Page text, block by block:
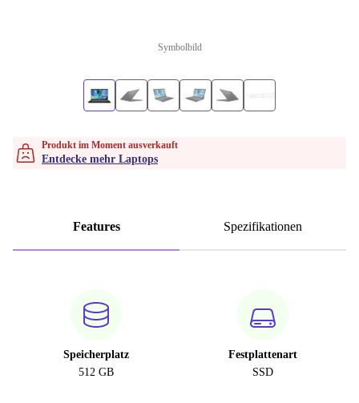
Symbolbild
Produkt im Moment ausverkauft
Entdecke mehr Laptops
Features Spezifikationen
Speicherplatz
512 GB
Festplattenart
SSD